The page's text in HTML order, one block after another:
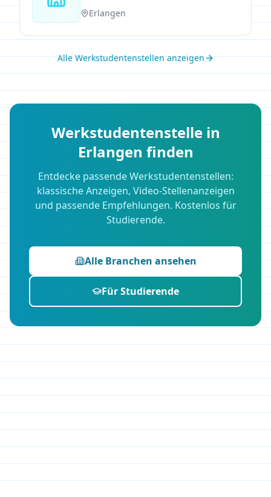
Erlangen
Alle Werkstudentenstellen anzeigen
Werkstudentenstelle in
Erlangen finden
Entdecke passende Werkstudentenstellen:
klassische Anzeigen, Video-Stellenanzeigen
und passende Empfehlungen. Kostenlos für
Studierende.
Alle Branchen ansehen
Für Studierende